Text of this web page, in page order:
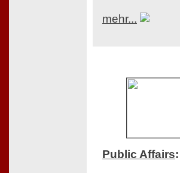
mehr...
Public Affairs: